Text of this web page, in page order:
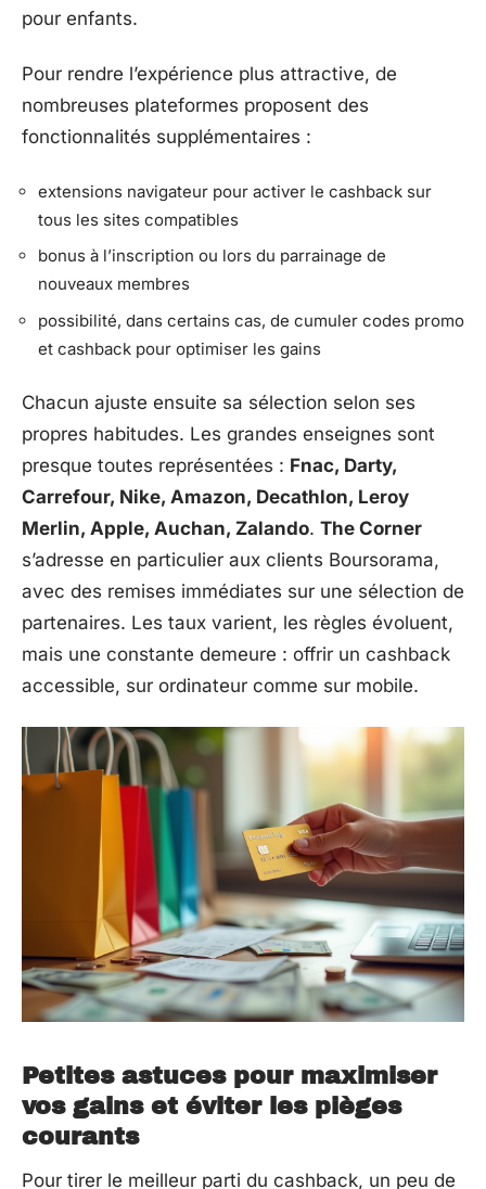
pour enfants.
Pour rendre l’expérience plus attractive, de
nombreuses plateformes proposent des
fonctionnalités supplémentaires :
extensions navigateur pour activer le cashback sur
tous les sites compatibles
bonus à l’inscription ou lors du parrainage de
nouveaux membres
possibilité, dans certains cas, de cumuler codes promo
et cashback pour optimiser les gains
Chacun ajuste ensuite sa sélection selon ses
propres habitudes. Les grandes enseignes sont
presque toutes représentées : Fnac, Darty,
Carrefour, Nike, Amazon, Decathlon, Leroy
Merlin, Apple, Auchan, Zalando. The Corner
s’adresse en particulier aux clients Boursorama,
avec des remises immédiates sur une sélection de
partenaires. Les taux varient, les règles évoluent,
mais une constante demeure : offrir un cashback
accessible, sur ordinateur comme sur mobile.
Petites astuces pour maximiser
vos gains et éviter les pièges
courants
Pour tirer le meilleur parti du cashback, un peu de